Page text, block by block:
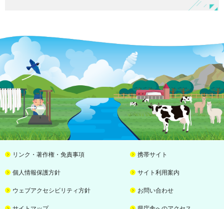
リンク・著作権・免責事項 携帯サイト
個人情報保護方針 サイト利用案内
ウェブアクセシビリティ方針 お問い合わせ